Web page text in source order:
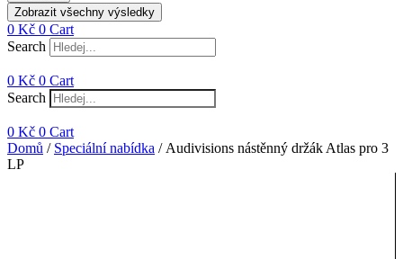
Zobrazit všechny výsledky
0 Kč 0 Cart
Search
0 Kč 0 Cart
Search
0 Kč 0 Cart
Domů / Speciální nabídka / Audivisions nástěnný držák Atlas pro 3
LP